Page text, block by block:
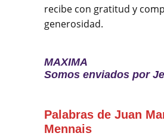
recibe con gratitud y
generosidad.
MAXIMA
Somos enviados por
Palabras de Juan
Mennais